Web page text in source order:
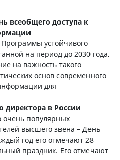
всеобщего доступа к
устойчивого
на период до 2030 года,
на важность такого
основ современного
для
директора в России
популярных
высшего звена – День
год его отмечают 28
праздник. Его отмечают